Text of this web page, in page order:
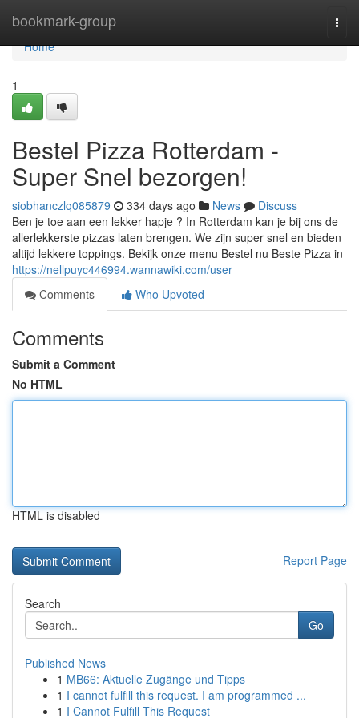
bookmark-group
Home
Home
1
Bestel Pizza Rotterdam -
Super Snel bezorgen!
siobhanczlq085879 334 days ago News
Discuss
Ben je toe aan een lekker hapje ? In Rotterdam kan je bij ons de
allerlekkerste pizzas laten brengen. We zijn super snel en bieden
altijd lekkere toppings. Bekijk onze menu Bestel nu Beste Pizza in
https://nellpuyc446994.wannawiki.com/user
Comments
Who Upvoted
Comments
Submit a Comment
No HTML
HTML is disabled
Report Page
Search
Go
Published News
1 MB66: Aktuelle Zugänge und Tipps
1 I cannot fulfill this request. I am programmed ...
1 I Cannot Fulfill This Request